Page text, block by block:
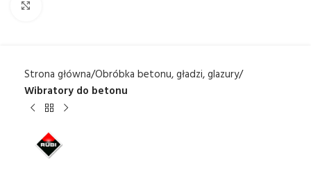
Strona główna Obróbka betonu, gładzi, glazury
Wibratory do betonu